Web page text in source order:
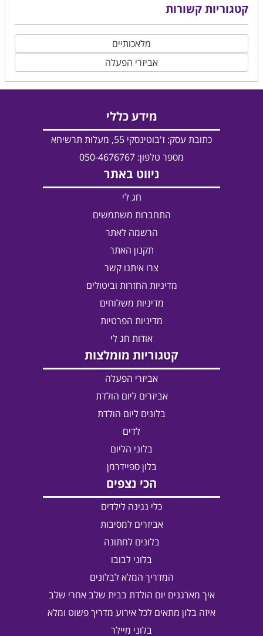
קטגוריות קשורות
מלאכותיים
אביזרי הפעלה
מידע כללי
כתובת עסק: ז'בוטינסקי 55, מעלות תרשיחא
מספר טלפון: 050-4676767
ניווט באתר
חג לי
התחברות משתמשים
הרשמה לאתר
תקנון האתר
צרו איתנו קשר
מדיניות החזרות וביטולים
מדיניות משלוחים
מדיניות הפרטיות
אודות חג לי
קטגוריות מומלצות
אביזרי הפעלה
אביזרים ליום הולדת
בלונים ליום הולדת
לדים
בלוני הליום
בלון ספיידרמן
הכי נצפים
כלי נגינה לילדים
אביזרים למסיבות
בלונים לחתונה
בלוני לבובו
המדריך המלא לבלונים
איך מארגנים יום הולדת בבית שלב אחרי שלב
איזה בלון מתאים לכל אירוע מדריך פשוט ומלא
בלוני מיילר